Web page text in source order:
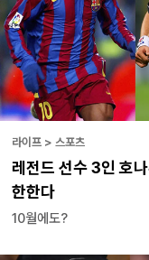
라이프 > 스포츠
레전드 선수 3인 호
한한다
10월에도?